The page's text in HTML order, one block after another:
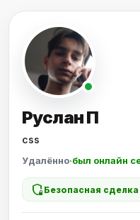
Руслан П
css
Удалённо·был онлайн
shield_locked Безопасная сделка